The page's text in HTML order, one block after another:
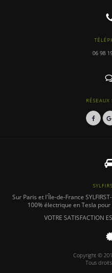
06 98
RÉSEAUX
Sur Paris et l'Île-de-France
100% électrique en Tesla
VOTRE SATISFACTION
Copyright ©
Tous